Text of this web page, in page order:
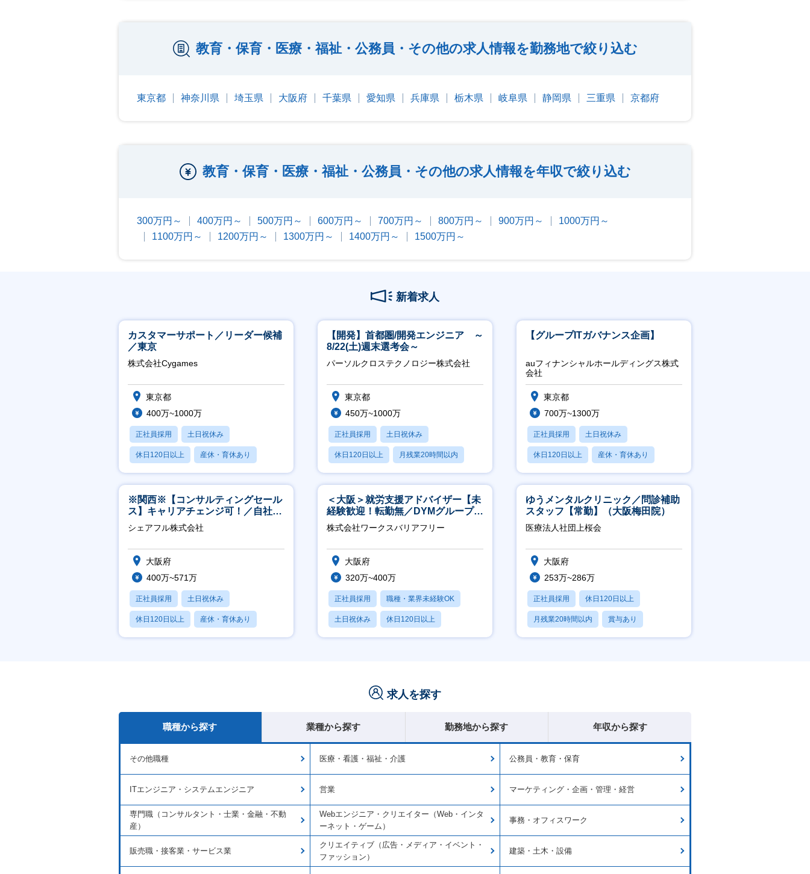
教育・保育・医療・福祉・公務員・その他の求人情報を勤務地で絞り込む
東京都 神奈川県 埼玉県 大阪府 千葉県 愛知県 兵庫県 栃木県 岐阜県 静岡県 三重県 京都府
教育・保育・医療・福祉・公務員・その他の求人情報を年収で絞り込む
300万円～ 400万円～ 500万円～ 600万円～ 700万円～ 800万円～ 900万円～
1000万円～
1100万円～
1200万円～ 1300万円～ 1400万円～ 1500万円～
新着求人
カスタマーサポート／リーダー候補
／東京
株式会社Cygames
東京都
400万~1000万
正社員採用 土日祝休み
休日120日以上 産休・育休あり
月残業20時間以内
【開発】首都圏/開発エンジニア ～
8/22(土)週末選考会～
パーソルクロステクノロジー株式会社
東京都
450万~1000万
正社員採用 土日祝休み
休日120日以上 月残業20時間以内
賞与あり
【グループITガバナンス企画】
auフィナンシャルホールディングス株式
会社
東京都
700万~1300万
正社員採用 土日祝休み
休日120日以上 産休・育休あり
賞与あり
※関西※【コンサルティングセール
ス】キャリアチェンジ可！／自社サ
ービス『シェアフル』の営業
シェアフル株式会社
大阪府
400万~571万
正社員採用 土日祝休み
休日120日以上 産休・育休あり
賞与あり
＜大阪＞就労支援アドバイザー【未
経験歓迎！転勤無／DYMグループ／
ホスピタリティ高い方歓迎／土日
祝】
株式会社ワークスバリアフリー
大阪府
320万~400万
正社員採用 職種・業界未経験OK
土日祝休み 休日120日以上
産休・育休あり
ゆうメンタルクリニック／問診補助
スタッフ【常勤】（大阪梅田院）
医療法人社団上桜会
大阪府
253万~286万
正社員採用 休日120日以上
月残業20時間以内 賞与あり
転勤なし
求人を探す
職種から探す 業種から探す 勤務地から探す 年収から探す
その他職種 医療・看護・福祉・介護 公務員・教育・保育
ITエンジニア・システムエンジニア 営業 マーケティング・企画・管理・経営
専門職（コンサルタント・士業・金融・不動
産）
Webエンジニア・クリエイター（Web・インタ
ーネット・ゲーム）
事務・オフィスワーク
販売職・接客業・サービス業
クリエイティブ（広告・メディア・イベント・
ファッション）
建築・土木・設備